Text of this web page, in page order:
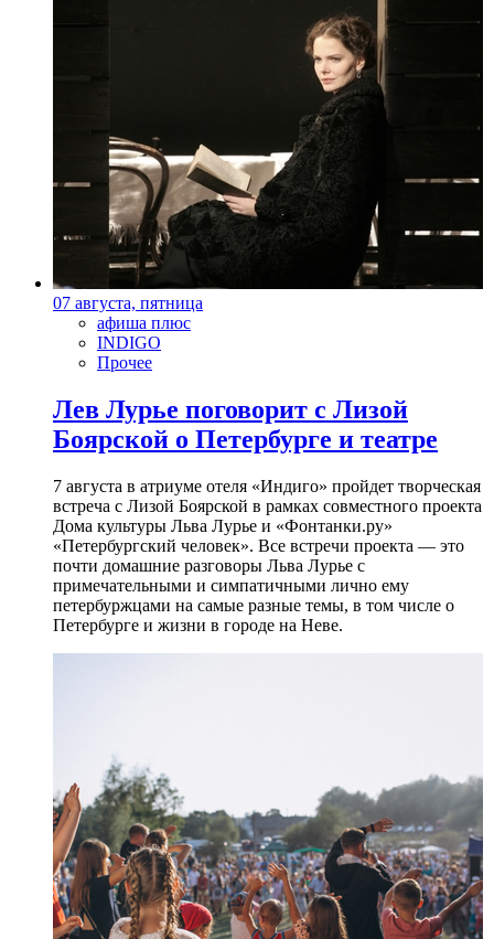
07 августа, пятница
афиша плюс
INDIGO
Прочее
Лев Лурье поговорит с Лизой
Боярской о Петербурге и театре
7 августа в атриуме отеля «Индиго» пройдет творческая
встреча с Лизой Боярской в рамках совместного проекта
Дома культуры Льва Лурье и «Фонтанки.ру»
«Петербургский человек». Все встречи проекта — это
почти домашние разговоры Льва Лурье с
примечательными и симпатичными лично ему
петербуржцами на самые разные темы, в том числе о
Петербурге и жизни в городе на Неве.